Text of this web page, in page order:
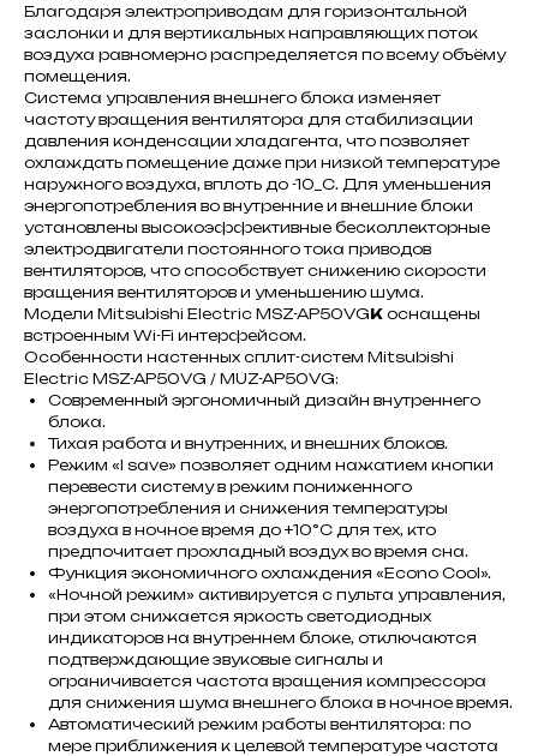
Благодаря электроприводам для горизонтальной
заслонки и для вертикальных направляющих поток
воздуха равномерно распределяется по всему объёму
помещения.
Система управления внешнего блока изменяет
частоту вращения вентилятора для стабилизации
давления конденсации хладагента, что позволяет
охлаждать помещение даже при низкой температуре
наружного воздуха, вплоть до -10_C. Для уменьшения
энергопотребления во внутренние и внешние блоки
установлены высокоэффективные бесколлекторные
электродвигатели постоянного тока приводов
вентиляторов, что способствует снижению скорости
вращения вентиляторов и уменьшению шума.
Модели Mitsubishi Electric MSZ-AP50VGK оснащены
встроенным Wi-Fi интерфейсом.
Особенности настенных сплит-систем Mitsubishi
Electric MSZ-AP50VG / MUZ-AP50VG:
Современный эргономичный дизайн внутреннего
блока.
Тихая работа и внутренних, и внешних блоков.
Режим «I save» позволяет одним нажатием кнопки
перевести систему в режим пониженного
энергопотребления и снижения температуры
воздуха в ночное время до +10°С для тех, кто
предпочитает прохладный воздух во время сна.
Функция экономичного охлаждения «Econo Cool».
«Ночной режим» активируется с пульта управления,
при этом снижается яркость светодиодных
индикаторов на внутреннем блоке, отключаются
подтверждающие звуковые сигналы и
ограничивается частота вращения компрессора
для снижения шума внешнего блока в ночное время.
Автоматический режим работы вентилятора: по
мере приближения к целевой температуре частота